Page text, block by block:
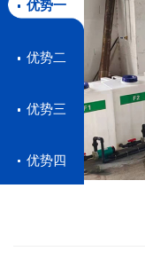
优势一
优势二
优势三
优势四